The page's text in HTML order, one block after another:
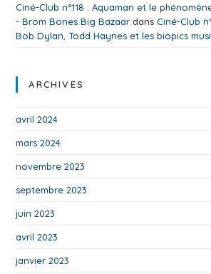
Ciné-Club n°118 : Aquaman et le
- Brom Bones Big Bazaar dans Ciné-Club
Bob Dylan, Todd Haynes et les biopics
ARCHIVES
avril 2024
mars 2024
novembre 2023
septembre 2023
juin 2023
avril 2023
janvier 2023